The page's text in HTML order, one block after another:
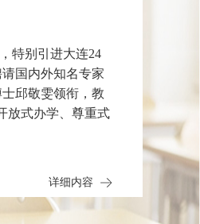
特别引进大连24
国内外知名专家
邱敬雯领衔，教
放式办学、尊重式
个人、大连市优
、重点高中担任
详细内容